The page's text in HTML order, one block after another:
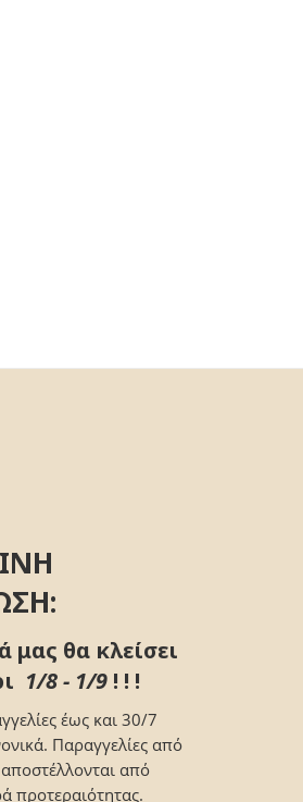
μας θα κλείσει
1/8 - 1/9 ! ! !
έως και 30/7
Παραγγελίες από
από
προτεραιότητας.